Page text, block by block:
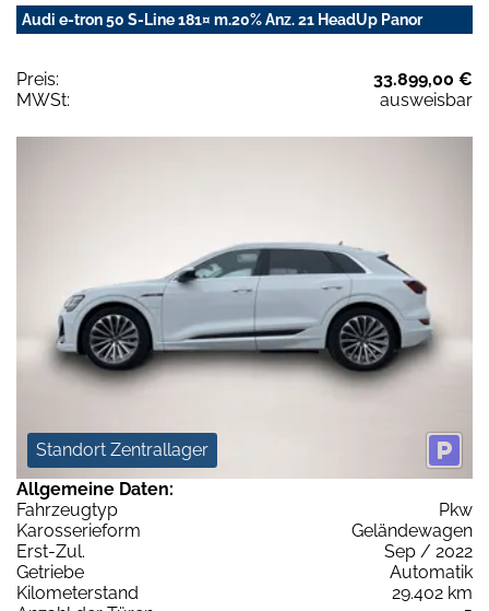
Audi e-tron 50 S-Line 181¤ m.20% Anz. 21 HeadUp Panor
Preis:
33.899,00 €
MWSt:
ausweisbar
Standort Zentrallager
Allgemeine Daten:
Fahrzeugtyp
Pkw
Karosserieform
Geländewagen
Erst-Zul.
Sep / 2022
Getriebe
Automatik
Kilometerstand
29.402 km